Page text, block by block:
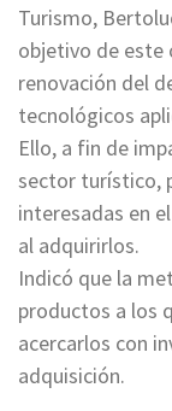
Turismo,
objetivo de este
renovación del
tecnológicos
Ello, a fin de
sector turístico,
interesadas en
al adquirirlos.
Indicó que la
productos a los
acercarlos con
adquisición.